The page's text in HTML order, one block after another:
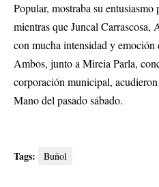
Popular, mostraba su
mientras que Juncal
con mucha intensidad y emoción
Ambos, junto a Mireia Parla,
corporación municipal,
Mano del pasado sábado.
Tags: Buñol